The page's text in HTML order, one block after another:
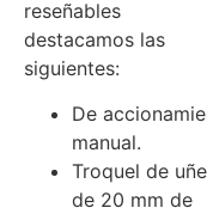
reseñables
destacamos las
siguientes:
De
manual.
Troquel de
de 20 mm de